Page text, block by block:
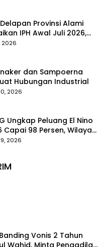
Delapan Provinsi Alami
IPH Awal Juli 2026,
Merah dan Beras Jadi
2026
dan Sampoerna
Hubungan Industrial
2026
Ungkap Peluang El Nino
Capai 98 Persen, Wilayah
Indonesia Paling
2026
Banding Vonis 2 Tahun